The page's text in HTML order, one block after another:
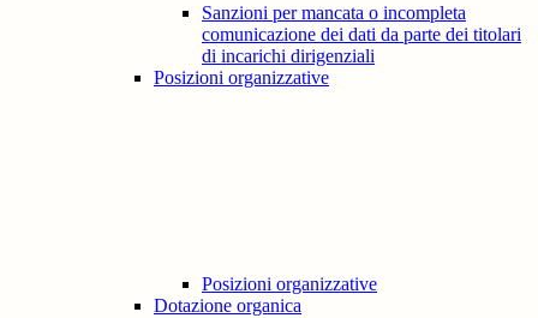
Sanzioni per mancata o incompleta
comunicazione dei dati da parte dei titolari
di incarichi dirigenziali
Posizioni organizzative
Posizioni organizzative
Dotazione organica